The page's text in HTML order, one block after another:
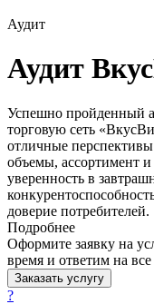
Аудит
Аудит
Успешно пройденный
торговую сеть
отличные
объемы, ассортимент
уверенность в
доверие потребителей.
Подробнее
Оформите заявку на
время и ответим на
Заказать услугу
?